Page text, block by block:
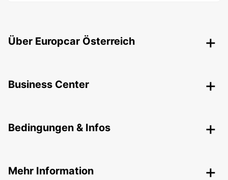
Über Europcar Österreich
Business Center
Bedingungen & Infos
Mehr Information